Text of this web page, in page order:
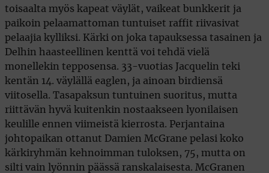
toisaalta myös kapeat väylät, vaikeat bunkkerit ja
paikoin pelaamattoman tuntuiset raffit riivasivat
pelaajia kylliksi. Kärki on joka tapauksessa tasainen ja
Delhin haasteellinen kenttä voi tehdä vielä
monellekin tepposensa. 33-vuotias Jacquelin teki
kentän 14. väylällä eaglen, ja ainoan birdiensä
viitosella. Tasapaksun tuntuinen suoritus, mutta
riittävän hyvä kuitenkin nostaakseen lyonilaisen
keulille ennen viimeistä kierrosta. Perjantaina
johtopaikan ottanut Damien McGrane pelasi koko
kärkiryhmän kehnoimman tuloksen, 75, mutta on
silti vain lyönnin päässä ranskalaisesta. McGranen